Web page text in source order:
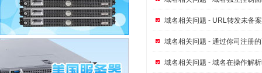
域名相关问题 - URL转发未备
域名相关问题 - 通过你司注册
域名相关问题 - 域名在操作解